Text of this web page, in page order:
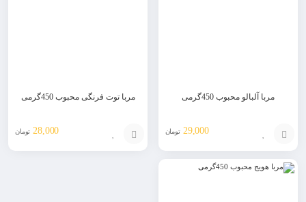
مربا آلبالو محبوب 450گرمی
29,000 تومان
مربا توت فرنگی محبوب 450گرمی
28,000 تومان